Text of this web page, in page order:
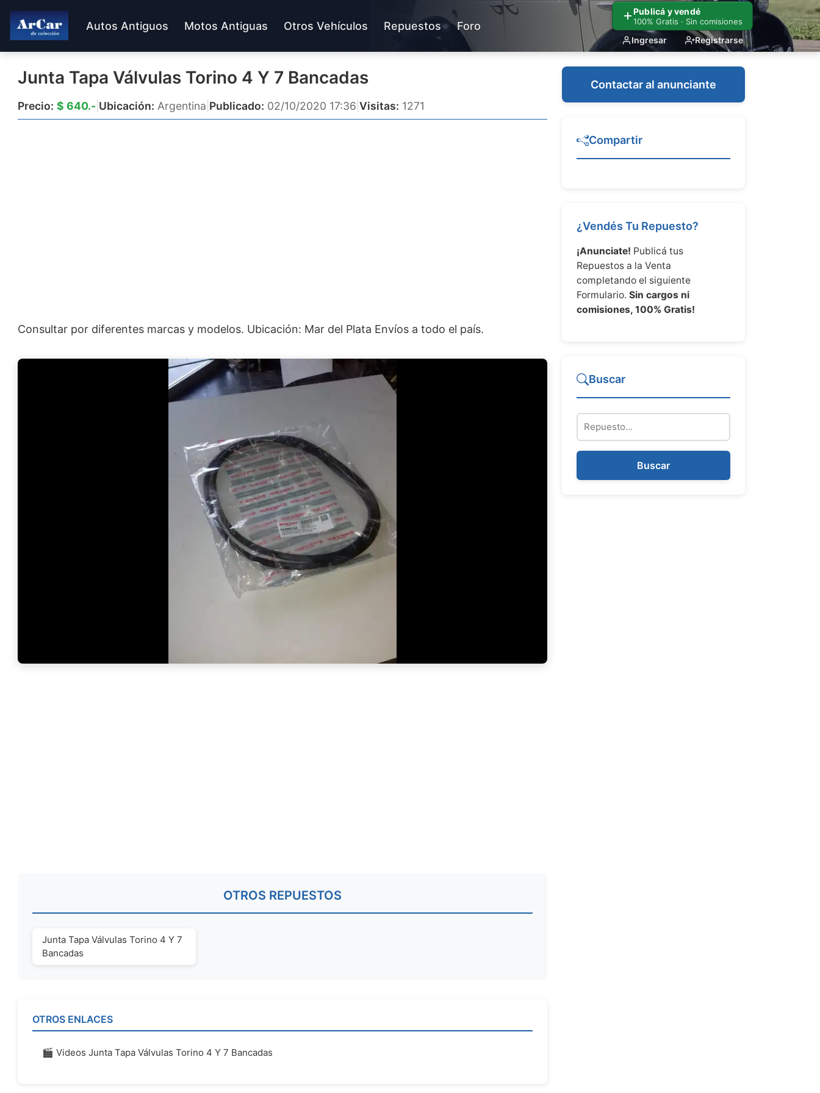
Publicá y vendé
100% Gratis · Sin comisiones
Ingresar Registrarse
Autos Antiguos Motos Antiguas Otros Vehículos Repuestos Foro
Junta Tapa Válvulas Torino 4 Y 7 Bancadas
Precio: $ 640.- Ubicación: Argentina Publicado: 02/10/2020 17:36 Visitas: 1271
Consultar por diferentes marcas y modelos. Ubicación: Mar del Plata Envíos a todo el país.
OTROS REPUESTOS
Junta Tapa Válvulas Torino 4 Y 7
Bancadas
OTROS ENLACES
🎬 Videos Junta Tapa Válvulas Torino 4 Y 7 Bancadas
Contactar al anunciante
Compartir
¿Vendés Tu Repuesto?
¡Anunciate! Publicá tus
Repuestos a la Venta
completando el siguiente
Formulario. Sin cargos ni
comisiones, 100% Gratis!
Buscar
Buscar